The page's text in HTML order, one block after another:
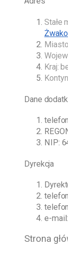
Stałe
Kraj:
Dane
NIP:
Dyrekcja
e-
Strona